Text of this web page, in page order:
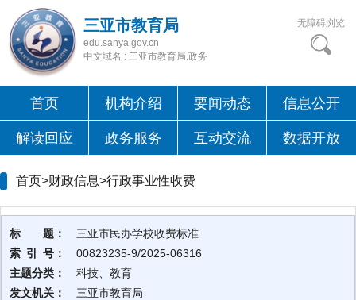
三亚市教育局
edu.sanya.gov.cn
中文域名 : 三亚市教育局.政务
无障碍浏览
首页 机构介绍 要闻动态 信息公开
解读回应 政务服务 互动交流 数据开放
首页>财政信息>行政事业性收费
标 题：
三亚市民办学校收费标准
索 引 号：
00823235-9/2025-06316
主题分类：
科技、教育
发文机关：
三亚市教育局